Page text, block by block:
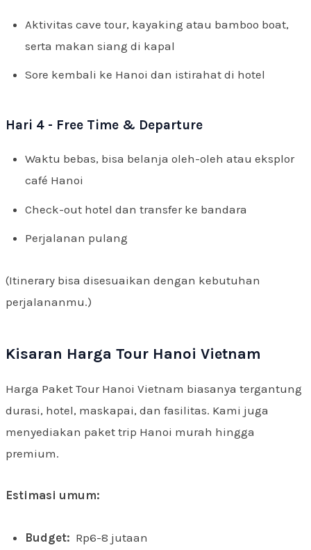
Aktivitas cave tour, kayaking atau bamboo boat,
serta makan siang di kapal
Sore kembali ke Hanoi dan istirahat di hotel
Hari 4 - Free Time & Departure
Waktu bebas, bisa belanja oleh-oleh atau eksplor
café Hanoi
Check-out hotel dan transfer ke bandara
Perjalanan pulang
(Itinerary bisa disesuaikan dengan kebutuhan
perjalananmu.)
Kisaran Harga Tour Hanoi Vietnam
Harga Paket Tour Hanoi Vietnam biasanya tergantung
durasi, hotel, maskapai, dan fasilitas. Kami juga
menyediakan paket trip Hanoi murah hingga
premium.
Estimasi umum:
Budget: Rp6-8 jutaan